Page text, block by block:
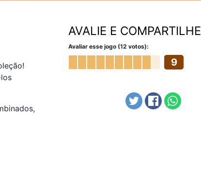
AVALIE E COMPARTILHE
Avaliar esse jogo (12 votos):
9